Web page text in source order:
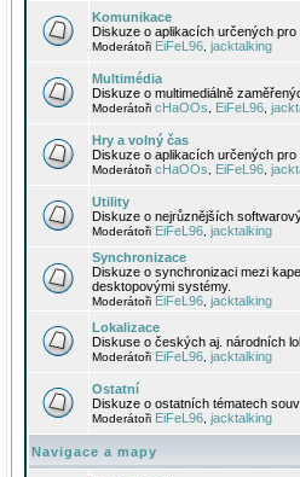
Komunikace
Diskuze o aplikacích určených
Moderátoři EiFeL96 jacktalking
Multimédia
Diskuze o multimediálně
Moderátoři cHaOOs EiFeL96
Hry a volný čas
Diskuze o aplikacích určených pro
Moderátoři cHaOOs EiFeL96
Utility
Diskuze o nejrůznějších
Moderátoři EiFeL96 jacktalking
Synchronizace
Diskuze o synchronizaci mezi
desktopovými systémy.
Moderátoři EiFeL96 jacktalking
Lokalizace
Diskuse o českých aj. národních
Moderátoři EiFeL96 jacktalking
Ostatní
Diskuze o ostatních tématech
Moderátoři EiFeL96 jacktalking
Navigace a mapy